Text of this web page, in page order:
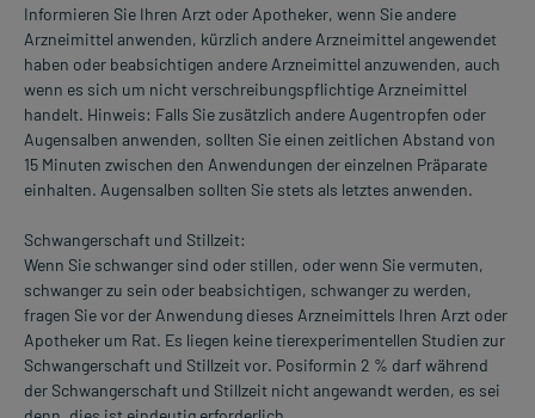
Informieren Sie Ihren Arzt oder Apotheker, wenn Sie andere
Arzneimittel anwenden, kürzlich andere Arzneimittel angewendet
haben oder beabsichtigen andere Arzneimittel anzuwenden, auch
wenn es sich um nicht verschreibungspflichtige Arzneimittel
handelt. Hinweis: Falls Sie zusätzlich andere Augentropfen oder
Augensalben anwenden, sollten Sie einen zeitlichen Abstand von
15 Minuten zwischen den Anwendungen der einzelnen Präparate
einhalten. Augensalben sollten Sie stets als letztes anwenden.
Schwangerschaft und Stillzeit:
Wenn Sie schwanger sind oder stillen, oder wenn Sie vermuten,
schwanger zu sein oder beabsichtigen, schwanger zu werden,
fragen Sie vor der Anwendung dieses Arzneimittels Ihren Arzt oder
Apotheker um Rat. Es liegen keine tierexperimentellen Studien zur
Schwangerschaft und Stillzeit vor. Posiformin 2 % darf während
der Schwangerschaft und Stillzeit nicht angewandt werden, es sei